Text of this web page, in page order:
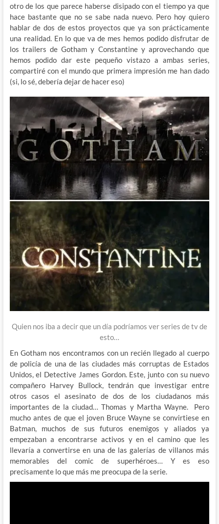
otro de los que parece haberse disipado con el tiempo ya que
hace bastante que no se sabe nada nuevo. Pero hoy quiero
hablar de dos de estos proyectos que ya son prácticamente
una realidad. En lo que va de mes hemos podido disfrutar de
los trailers de Gotham y Constantine y aprovechando que
hemos podido dar este pequeño vistazo a ambas series,
compartiré con el mundo que primera impresión me han dado
(si, lo sé, debería dejar de hacer eso)
Quien nos iba a decir que un día podríamos ver series de tv de
esto…
En Gotham nos encontramos con un recién llegado al cuerpo
de policía de una de las ciudades más corruptas de Estados
Unidos, el Detective James Gordon. Este, junto con su nuevo
compañero Harvey Bullock, tendrán que investigar entre
otros casos el asesinato de dos de los ciudadanos más
importantes de la ciudad… Thomas y Martha Wayne. Pero
mucho antes de que el joven Bruce Wayne se convirtiese en
Batman, muchos de sus futuros enemigos y aliados ya
empezaban a encontrarse activos y en el camino que les
llevaría a convertirse en una de las galerías de villanos más
memorables del comic de superhéroes… Y es eso
precisamente lo que más me preocupa de la serie.